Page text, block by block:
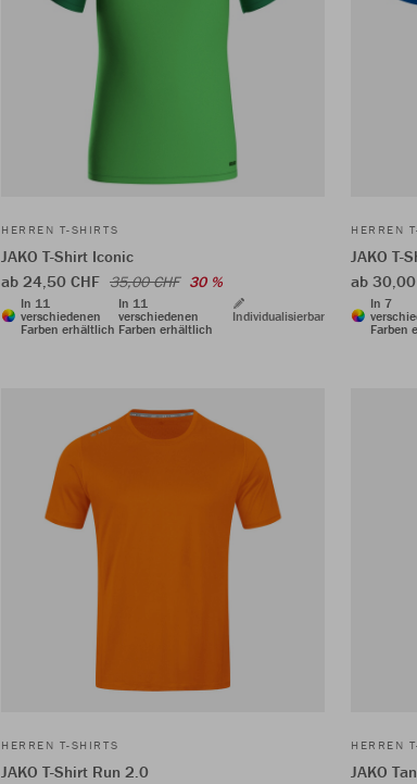
HERREN T-SHIRTS
JAKO T-Shirt Iconic
ab 24,50 CHF 35,00 CHF 30 %
In 11
verschiedenen
Farben erhältlich
In 11
verschiedenen
Farben erhältlich
Individualisierbar
HERREN
JAKO T-
ab 30,00
In 7
Farben
HERREN T-SHIRTS
JAKO T-Shirt Run 2.0
HERREN
JAKO